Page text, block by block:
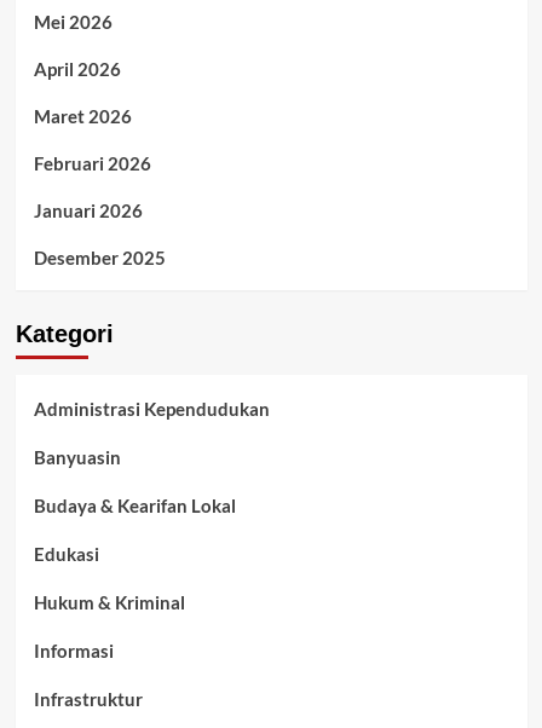
Mei 2026
April 2026
Maret 2026
Februari 2026
Januari 2026
Desember 2025
Kategori
Administrasi Kependudukan
Banyuasin
Budaya & Kearifan Lokal
Edukasi
Hukum & Kriminal
Informasi
Infrastruktur